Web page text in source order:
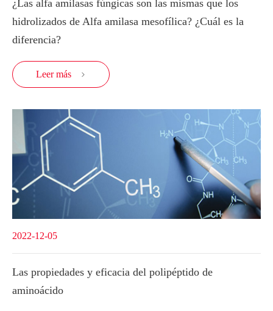
¿Las alfa amilasas fúngicas son las mismas que los
hidrolizados de Alfa amilasa mesofílica? ¿Cuál es la
diferencia?
Leer más 
2022-12-05
Las propiedades y eficacia del polipéptido de
aminoácido